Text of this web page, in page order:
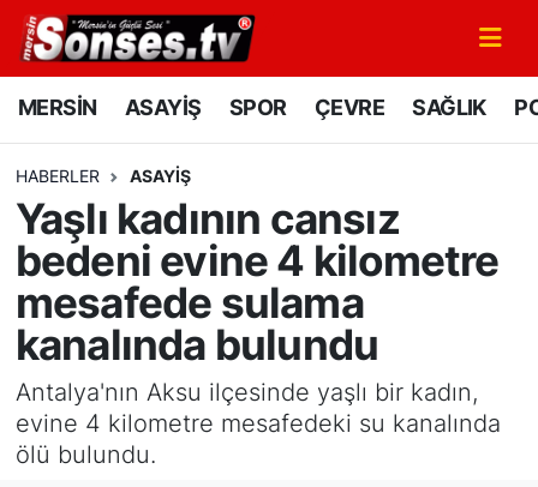
MERSİN ASAYİŞ SPOR ÇEVRE SAĞLIK
HABERLER ASAYİŞ
Yaşlı kadının cansız
bedeni evine 4 kilometre
mesafede sulama
kanalında bulundu
Antalya'nın Aksu ilçesinde yaşlı bir kadın,
evine 4 kilometre mesafedeki su kanalında
ölü bulundu.
MERSİN
SPOR
GÜNÜN MANŞETİ
DÜNYA
KÜLTÜR - SANAT
MAGAZİN
Mersin Nöbetçi Eczaneler
Mersin Namaz Vakitleri
Mersin Trafik Yoğunluk Haritası
Süper Lig Puan Durumu ve Fikstür
Tüm Manşetler
Son Dakika Haberleri